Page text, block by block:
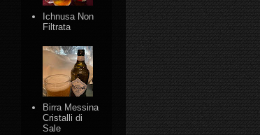
Ichnusa Non
Filtrata
Birra Messina
Cristalli di
Sale